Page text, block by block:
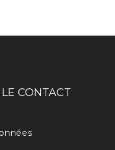
CONTACT